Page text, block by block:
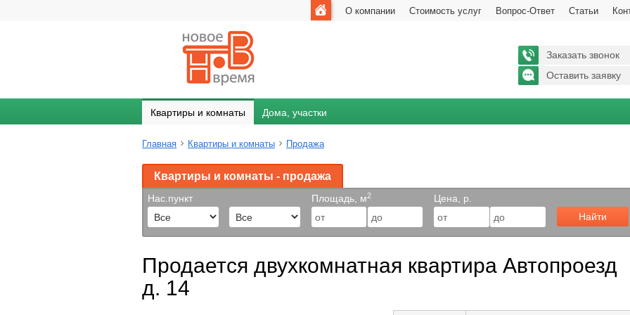
О компании Стоимость услуг Вопрос-Ответ Статьи
Заказать звонок
Оставить заявку
Квартиры и комнаты Дома, участки
Главная Квартиры и комнаты Продажа
Квартиры и комнаты - продажа
Нас.пункт Площадь, м2
Цена, р.
Найти
Продается двухкомнатная квартира Автопроезд
д. 14